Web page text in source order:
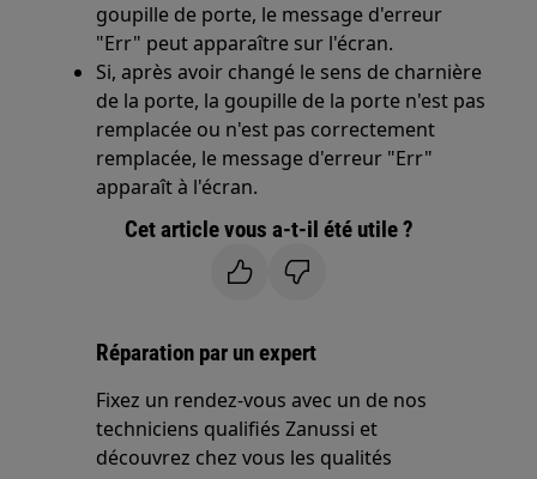
goupille de porte, le message d'erreur
"Err" peut apparaître sur l'écran.
Si, après avoir changé le sens de charnière
de la porte, la goupille de la porte n'est pas
remplacée ou n'est pas correctement
remplacée, le message d'erreur "Err"
apparaît à l'écran.
Cet article vous a-t-il été utile ?
Réparation par un expert
Fixez un rendez-vous avec un de nos
techniciens qualifiés Zanussi et
découvrez chez vous les qualités